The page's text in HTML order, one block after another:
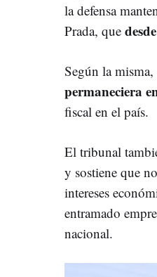
la defensa
Prada, que
Según la
permaneciera
fiscal en el país.
El tribunal
y sostiene que
intereses
entramado
nacional.